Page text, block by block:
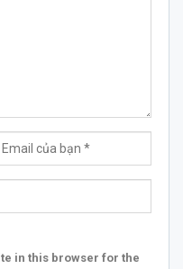
in this browser for the